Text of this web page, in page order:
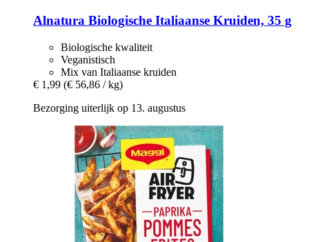
Alnatura Biologische Italiaanse Kruiden, 35 g
Biologische kwaliteit
Veganistisch
Mix van Italiaanse kruiden
€ 1,99 (€ 56,86 / kg)
Bezorging uiterlijk op 13. augustus